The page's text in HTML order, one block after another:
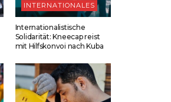
INTERNATIONALES
Internationalistische
Solidarität: Kneecap reist
mit Hilfskonvoi nach Kuba